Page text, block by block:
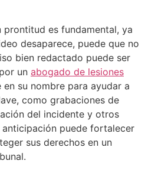
prontitud es fundamental, ya
desaparece, puede que no
bien redactado puede ser
un abogado de lesiones
en su nombre para ayudar a
como grabaciones de
del incidente y otros
puede fortalecer
sus derechos en un